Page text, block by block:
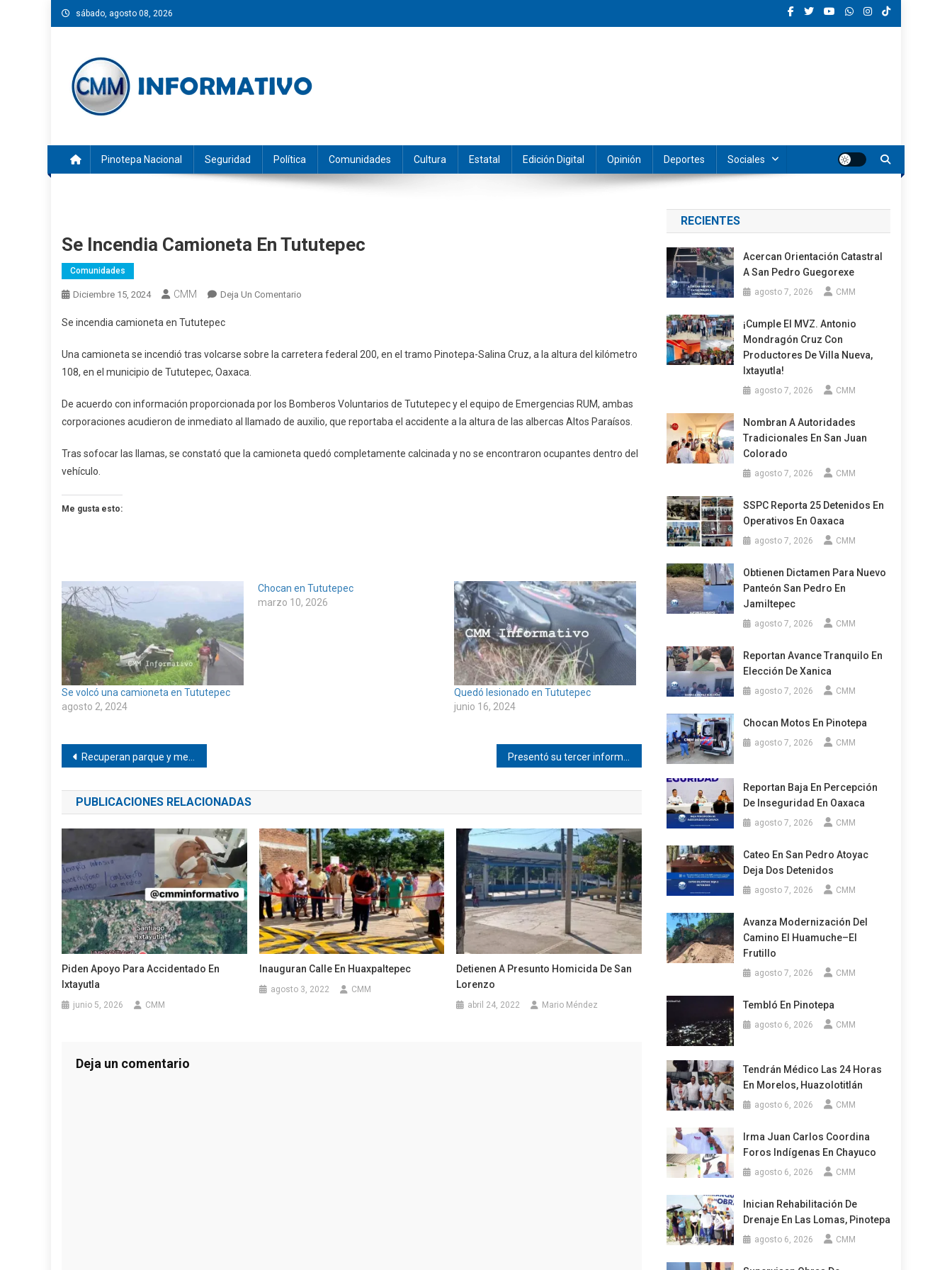
Saltar
al
sábado, agosto 08, 2026
Pinotepa Nacional Seguridad Política Comunidades Cultura Estatal Edición Digital Opinión Deportes Sociales
Se Incendia Camioneta En Tututepec
Comunidades
Diciembre 15, 2024 CMM Deja Un Comentario
En
Se incendia camioneta en Tututepec
Una camioneta se incendió tras volcarse sobre la carretera federal 200, en el tramo Pinotepa-Salina Cruz, a la altura del kilómetro
108, en el municipio de Tututepec, Oaxaca.
De acuerdo con información proporcionada por los Bomberos Voluntarios de Tututepec y el equipo de Emergencias RUM, ambas
corporaciones acudieron de inmediato al llamado de auxilio, que reportaba el accidente a la altura de las albercas Altos Paraísos.
Tras sofocar las llamas, se constató que la camioneta quedó completamente calcinada y no se encontraron ocupantes dentro del
vehículo.
Me gusta esto:
Se volcó una camioneta en Tututepec
agosto 2, 2024
Chocan en Tututepec
marzo 10, 2026
Quedó lesionado en Tututepec
junio 16, 2024
Navegación
de
entradas
Recuperan parque y mercado en Mártires de Tacubaya
PUBLICACIONES RELACIONADAS
Piden Apoyo Para Accidentado En
Ixtayutla
junio 5, 2026 CMM
Inauguran Calle En Huaxpaltepec
agosto 3, 2022 CMM
Detienen A Presunto Homicida De San
Lorenzo
abril 24, 2022 Mario Méndez
Deja un comentario
RECIENTES
Acercan Orientación Catastral
A San Pedro Guegorexe
agosto 7, 2026 CMM
¡Cumple El MVZ. Antonio
Mondragón Cruz Con
Productores De Villa Nueva,
Ixtayutla!
agosto 7, 2026 CMM
Nombran A Autoridades
Tradicionales En San Juan
Colorado
agosto 7, 2026 CMM
SSPC Reporta 25 Detenidos En
Operativos En Oaxaca
agosto 7, 2026 CMM
Obtienen Dictamen Para Nuevo
Panteón San Pedro En
Jamiltepec
agosto 7, 2026 CMM
Reportan Avance Tranquilo En
Elección De Xanica
agosto 7, 2026 CMM
Chocan Motos En Pinotepa
agosto 7, 2026 CMM
Reportan Baja En Percepción
De Inseguridad En Oaxaca
agosto 7, 2026 CMM
Cateo En San Pedro Atoyac
Deja Dos Detenidos
agosto 7, 2026 CMM
Avanza Modernización Del
Camino El Huamuche–El
Frutillo
agosto 7, 2026 CMM
Tembló En Pinotepa
agosto 6, 2026 CMM
Tendrán Médico Las 24 Horas
En Morelos, Huazolotitlán
agosto 6, 2026 CMM
Irma Juan Carlos Coordina
Foros Indígenas En Chayuco
agosto 6, 2026 CMM
Inician Rehabilitación De
Drenaje En Las Lomas, Pinotepa
agosto 6, 2026 CMM